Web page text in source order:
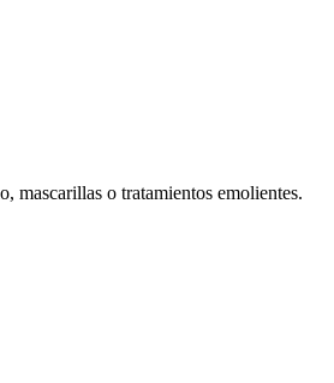
mascarillas o tratamientos emolientes.